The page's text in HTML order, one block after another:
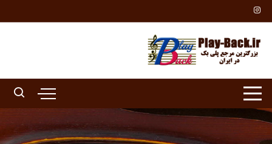
Skip
to
content